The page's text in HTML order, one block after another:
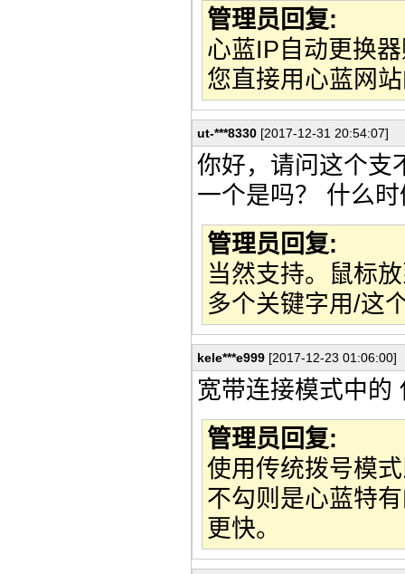
管理员回复:
心蓝IP自动更换
您直接用心蓝网
ut-***8330 [2017-12-31 20:54:07]
你好，请问这个支
一个是吗？ 什么
管理员回复:
当然支持。鼠标
多个关键字用/这
kele***e999 [2017-12-23 01:06:00]
宽带连接模式中的
管理员回复:
使用传统拨号模
不勾则是心蓝特
更快。